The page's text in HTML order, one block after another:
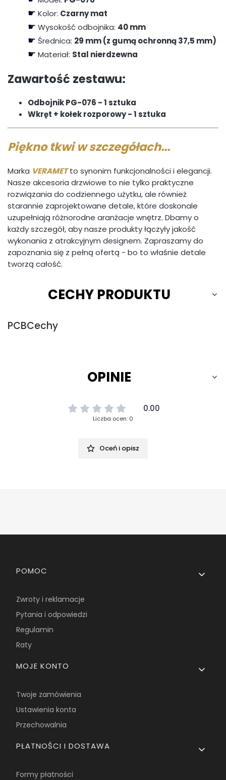
☛ Kolor: Czarny mat
☛ Wysokość odbojnika: 40 mm
☛ Średnica: 29 mm (z gumą ochronną 37,5 mm)
☛ Materiał: Stal nierdzewna
Zawartość zestawu:
Odbojnik PG-076 - 1 sztuka
Wkręt + kołek rozporowy - 1 sztuka
Piękno tkwi w szczegółach...
Marka VERAMETto synonim funkcjonalności i elegancji.
Nasze akcesoria drzwiowe to nie tylko praktyczne
rozwiązania do codziennego użytku, ale również
starannie zaprojektowane detale, które doskonale
uzupełniają różnorodne aranżacje wnętrz. Dbamy o
każdy szczegół, aby nasze produkty łączyły jakość
wykonania z atrakcyjnym designem. Zapraszamy do
zapoznania się z pełną ofertą - bo to właśnie detale
tworzą całość.
CECHY PRODUKTU
PCBCechy
OPINIE
0.00
Liczba ocen: 0
Oceń i opisz
Linki w stopce
POMOC
Zwroty i reklamacje
Pytania i odpowiedzi
Regulamin
Raty
MOJE KONTO
Twoje zamówienia
Ustawienia konta
Przechowalnia
PŁATNOŚCI I DOSTAWA
Formy płatności